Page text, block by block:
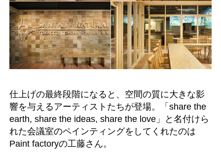
仕上げの最終段階になると、空間の質に大きな影
響を与えるアーティストたちが登場。「share the
earth, share the ideas, share the love」と名付けら
れた会議室のペインティングをしてくれたのは
Paint factoryの工藤さん。